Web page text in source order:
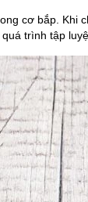
cơ bắp. Khi
trình tập